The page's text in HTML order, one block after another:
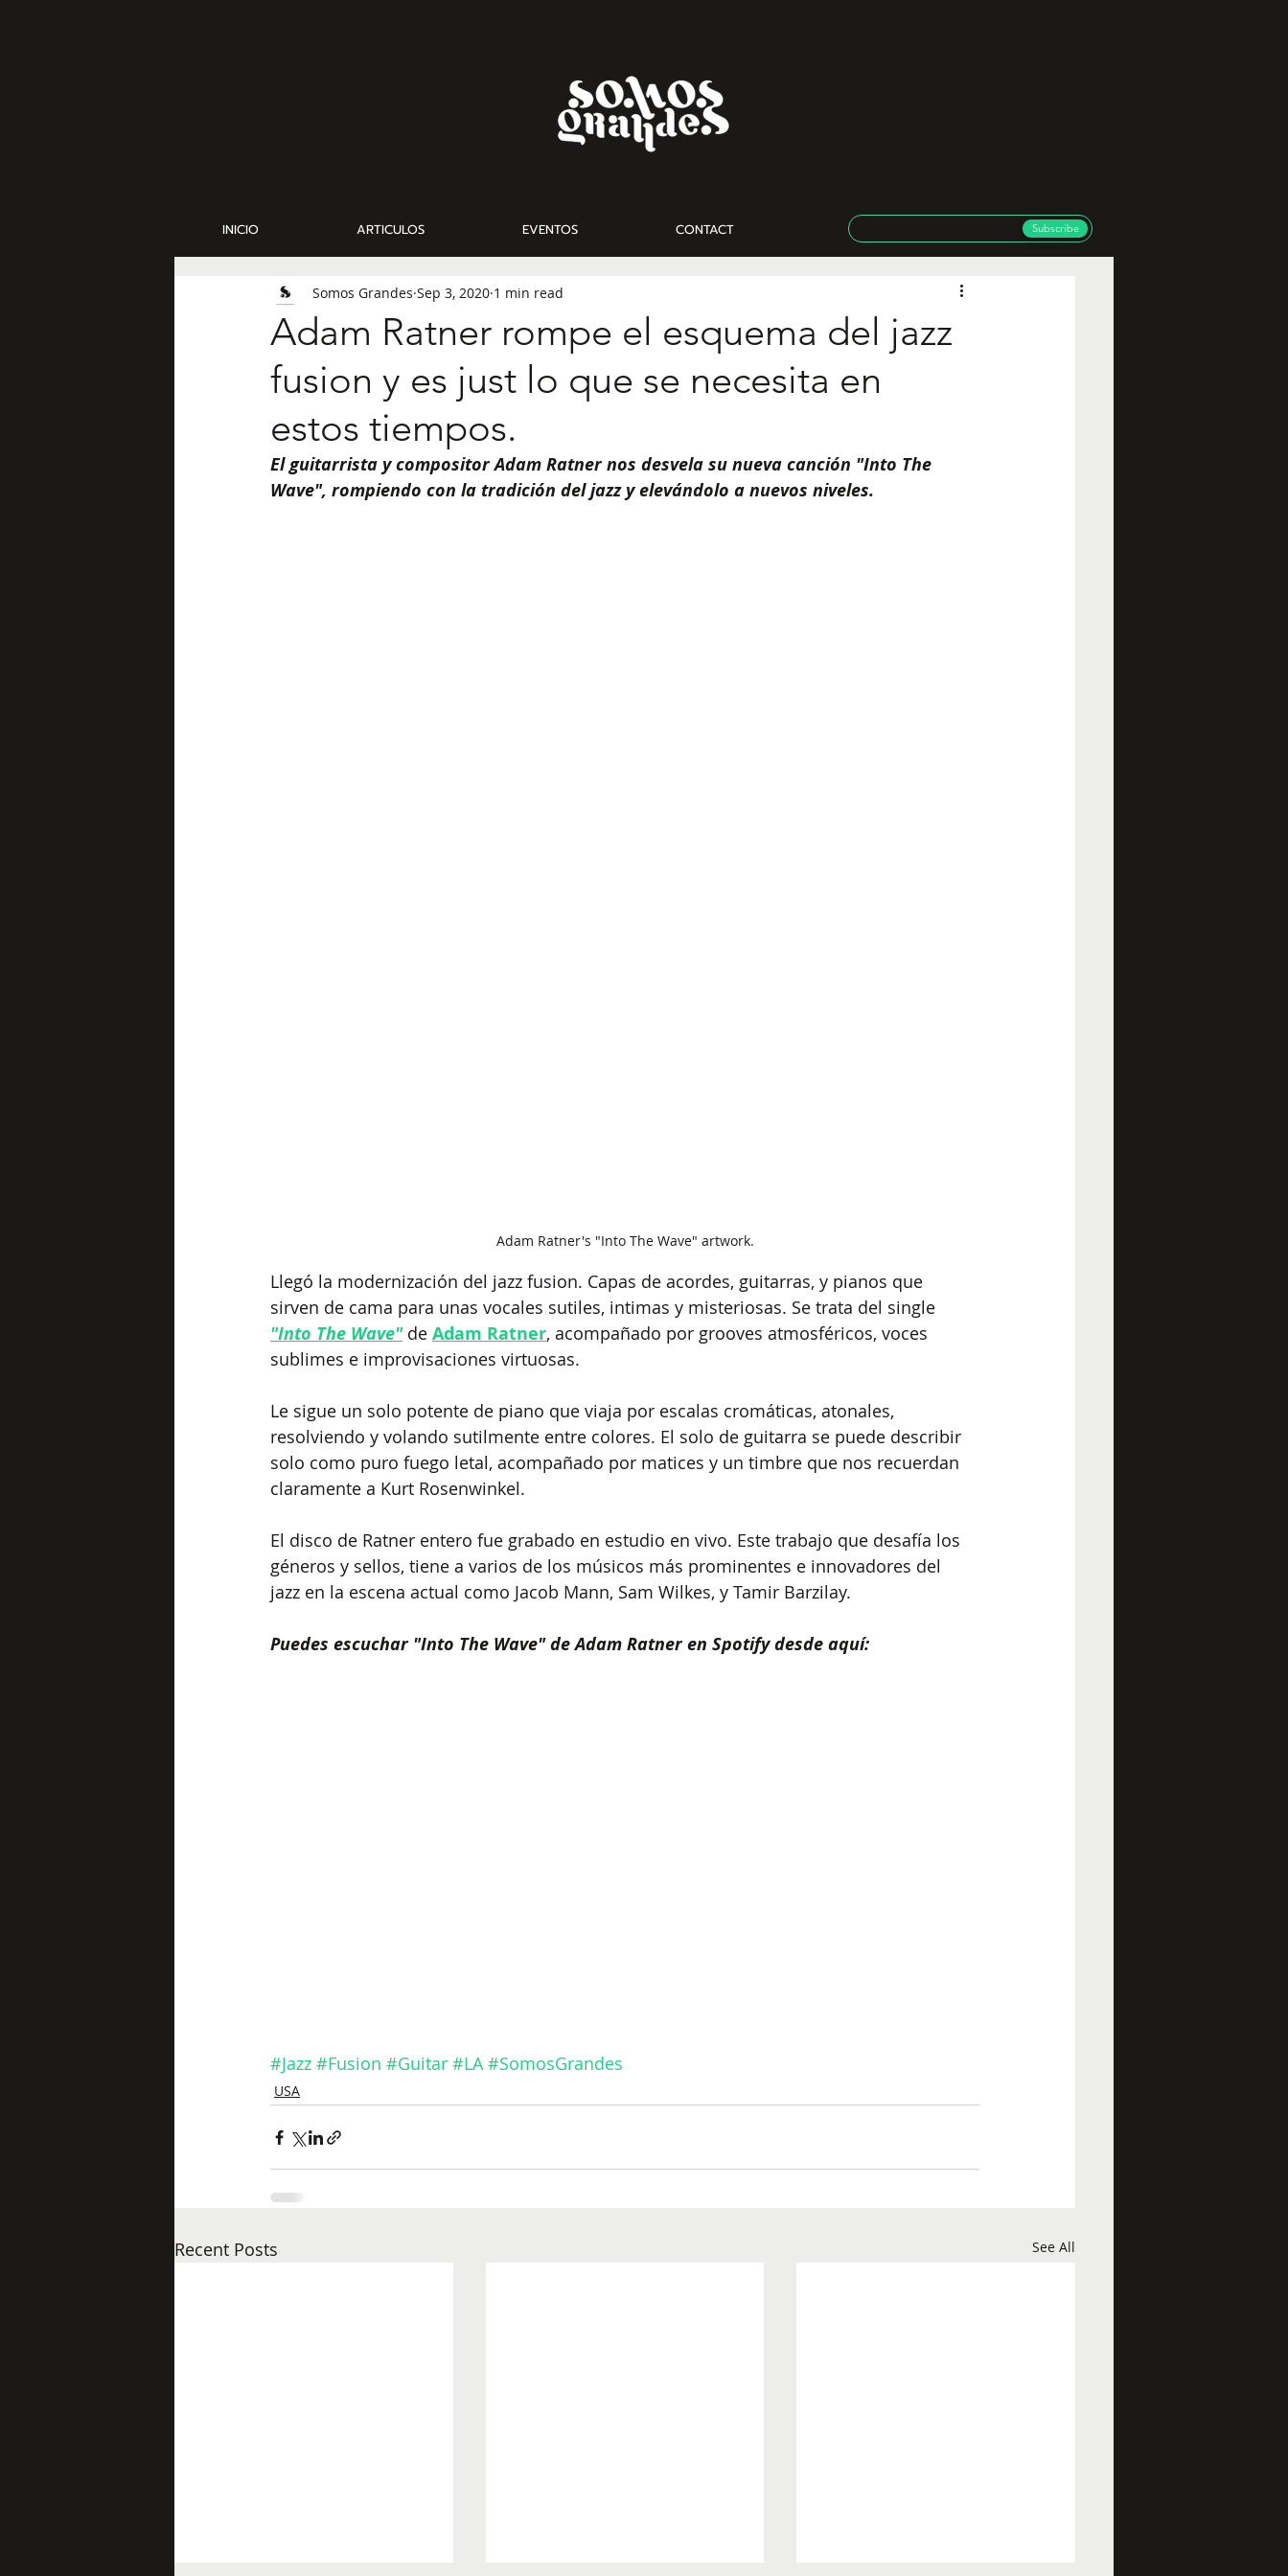
INICIO ARTICULOS EVENTOS CONTACT Subscribe
Adam Ratner rompe el esquema del jazz
fusion y es just lo que se necesita en
estos tiempos.
Somos Grandes Sep 3, 2020 1 min read
El guitarrista y compositor Adam Ratner nos desvela su nueva canción "Into The
Wave", rompiendo con la tradición del jazz y elevándolo a nuevos niveles.
Adam Ratner's "Into The Wave" artwork.
Llegó la modernización del jazz fusion. Capas de acordes, guitarras, y pianos que
sirven de cama para unas vocales sutiles, intimas y misteriosas. Se trata del single
"Into The Wave" de Adam Ratner, acompañado por grooves atmosféricos, voces
sublimes e improvisaciones virtuosas.
Le sigue un solo potente de piano que viaja por escalas cromáticas, atonales,
resolviendo y volando sutilmente entre colores. El solo de guitarra se puede describir
solo como puro fuego letal, acompañado por matices y un timbre que nos recuerdan
claramente a Kurt Rosenwinkel.
El disco de Ratner entero fue grabado en estudio en vivo. Este trabajo que desafía los
géneros y sellos, tiene a varios de los músicos más prominentes e innovadores del
jazz en la escena actual como Jacob Mann, Sam Wilkes, y Tamir Barzilay.
Puedes escuchar "Into The Wave" de Adam Ratner en Spotify desde aquí:
#Jazz #Fusion #Guitar #LA #SomosGrandes
USA
Recent Posts See All